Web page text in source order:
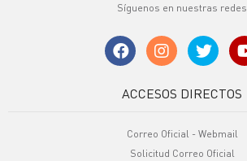
Síguenos en nuestras redes
ACCESOS DIRECTOS
Correo Oficial - Webmail
Solicitud Correo Oficial